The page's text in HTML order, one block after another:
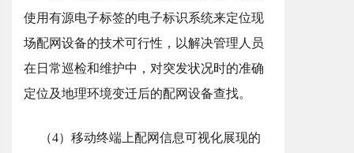
使用有源电子标签的电子标识系统来定位现
场配网设备的技术可行性，以解决管理人员
在日常巡检和维护中，对突发状况时的准确
定位及地理环境变迁后的配网设备查找。
（4）移动终端上配网信息可视化展现的